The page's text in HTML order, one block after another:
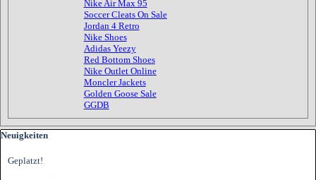
Nike Air Max 95
Soccer Cleats On Sale
Jordan 4 Retro
Nike Shoes
Adidas Yeezy
Red Bottom Shoes
Nike Outlet Online
Moncler Jackets
Golden Goose Sale
GGDB
Block überspringen Neuigkeiten
Neuigkeiten
Geplatzt!